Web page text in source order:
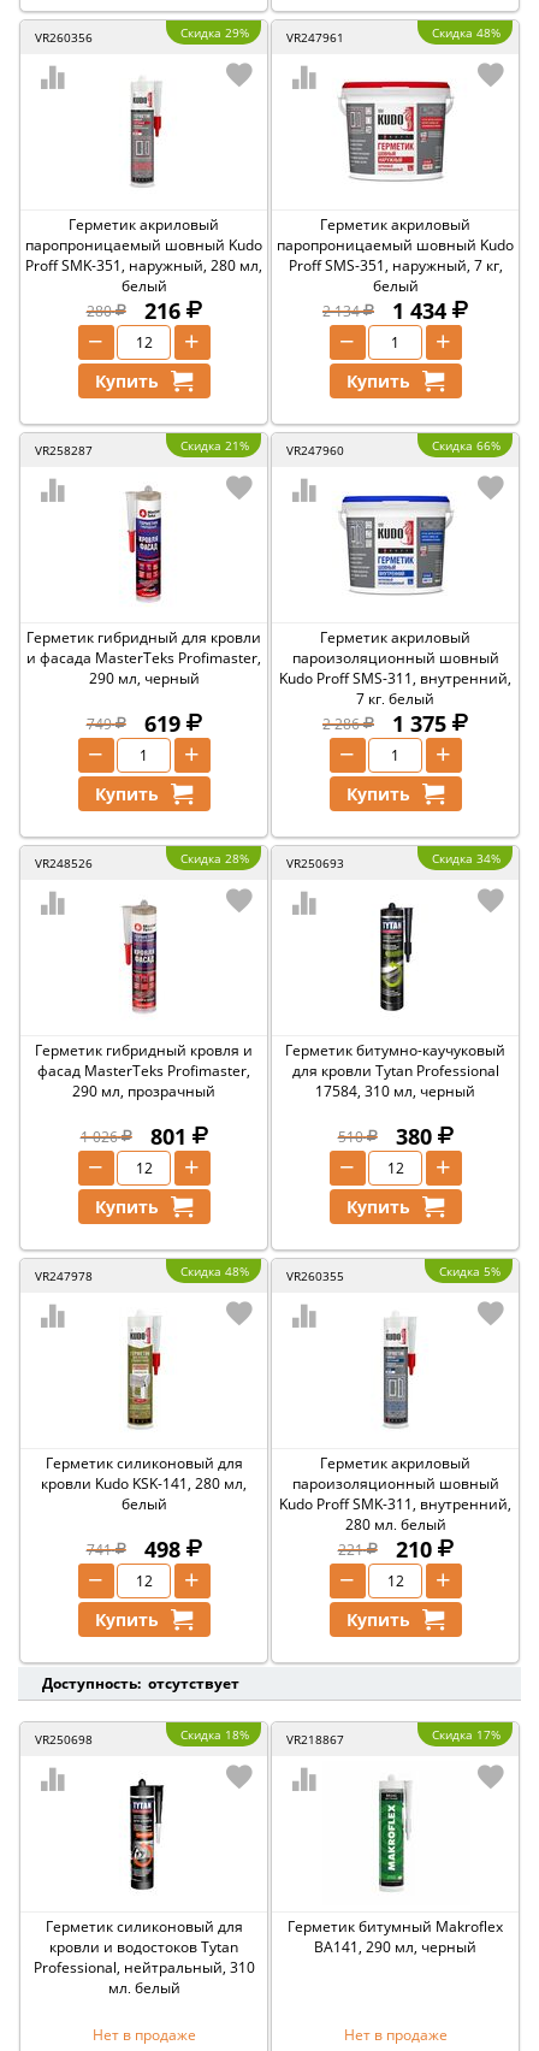
VR260356 Скидка 29%
Герметик акриловый
паропроницаемый шовный Kudo
Proff SMK-351, наружный, 280 мл,
белый
280
216
+
−
Купить
VR247961 Скидка 48%
Герметик акриловый
паропроницаемый шовный Kudo
Proff SMS-351, наружный, 7 кг,
белый
2 134
1 434
+
−
Купить
VR258287 Скидка 21%
Герметик гибридный для кровли
и фасада MasterTeks Profimaster,
290 мл, черный
749 619
+
−
Купить
VR247960 Скидка 66%
Герметик акриловый
пароизоляционный шовный
Kudo Proff SMS-311, внутренний,
7 кг, белый
2 286
1 375
+
−
Купить
VR248526 Скидка 28%
Герметик гибридный кровля и
фасад MasterTeks Profimaster,
290 мл, прозрачный
1 026 801
+
−
Купить
VR250693 Скидка 34%
Герметик битумно-каучуковый
для кровли Tytan Professional
17584, 310 мл, черный
510 380
+
−
Купить
VR247978 Скидка 48%
Герметик силиконовый для
кровли Kudo KSK-141, 280 мл,
белый
741 498
+
−
Купить
VR260355 Скидка 5%
Герметик акриловый
пароизоляционный шовный
Kudo Proff SMK-311, внутренний,
280 мл, белый
221
210
+
−
Купить
Доступность: отсутствует
VR250698 Скидка 18%
Герметик силиконовый для
кровли и водостоков Tytan
Professional, нейтральный, 310
мл, белый
Нет в продаже
VR218867 Скидка 17%
Герметик битумный Makroflex
ВА141, 290 мл, черный
Нет в продаже